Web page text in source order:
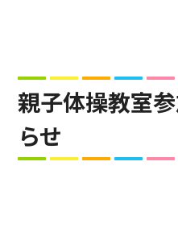
親子体操教室
らせ